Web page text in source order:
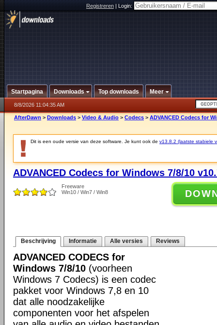
Registreren|Login:
Startpagina Downloads Top downloads Meer
8/8/2026 11:04:35 AM
AfterDawn > Downloads > Video & Audio > Codecs > ADVANCED Codecs for
Dit is een oude versie van deze software. Je kunt ook de v13.8.2 (laatste stabiele
ADVANCED Codecs for Windows 7/8/10
Freeware
Win10 / Win7 / Win8
Beschrijving Informatie Alle versies Reviews
ADVANCED CODECS for
Windows 7/8/10 (voorheen
Windows 7 Codecs) is een codec
pakket voor Windows 7,8 en 10
dat alle noodzakelijke
componenten voor het afspelen